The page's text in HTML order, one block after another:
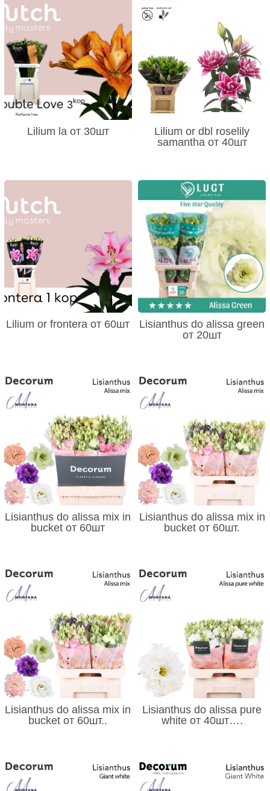
Lilium la от 30шт
Lilium or dbl roselily
samantha от 40шт
Lilium or frontera от 60шт
Lisianthus do alissa green
от 20шт
Lisianthus do alissa mix in
bucket от 60шт
Lisianthus do alissa mix in
bucket от 60шт.
Lisianthus do alissa mix in
bucket от 60шт..
Lisianthus do alissa pure
white от 40шт….